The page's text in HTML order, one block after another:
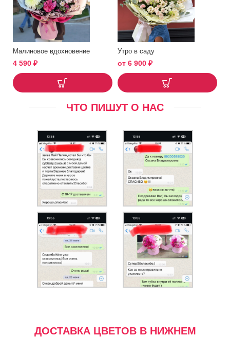
Малиновое вдохновение
4 590 ₽
Утро в саду
от 6 900 ₽
ЧТО ПИШУТ О НАС
ДОСТАВКА ЦВЕТОВ В НИЖНЕМ